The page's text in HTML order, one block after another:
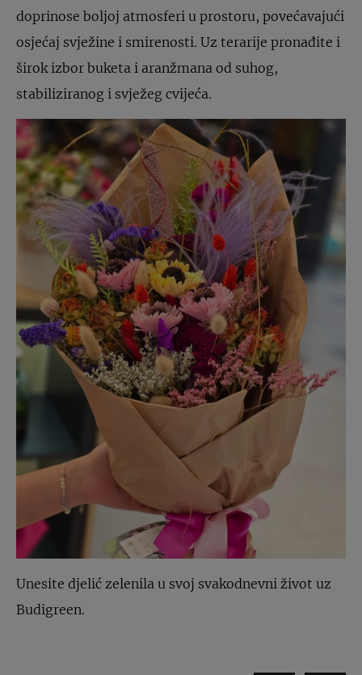
doprinose boljoj atmosferi u prostoru, povećavajući
osjećaj svježine i smirenosti. Uz terarije pronađite i
širok izbor buketa i aranžmana od suhog,
stabiliziranog i svježeg cvijeća.
Unesite djelić zelenila u svoj svakodnevni život uz
Budigreen.